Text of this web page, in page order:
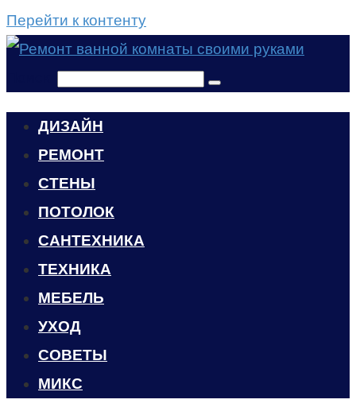
Перейти к контенту
ДИЗАЙН
РЕМОНТ
СТЕНЫ
ПОТОЛОК
САНТЕХНИКА
ТЕХНИКА
МЕБЕЛЬ
УХОД
CОВЕТЫ
МИКС